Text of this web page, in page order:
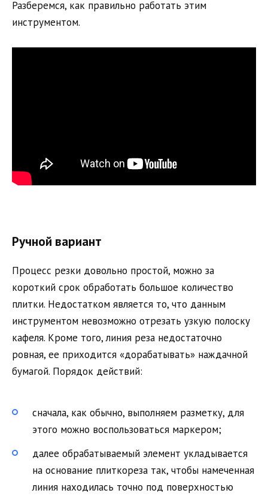
Разберемся, как правильно работать этим
инструментом.
Ручной вариант
Процесс резки довольно простой, можно за
короткий срок обработать большое количество
плитки. Недостатком является то, что данным
инструментом невозможно отрезать узкую полоску
кафеля. Кроме того, линия реза недостаточно
ровная, ее приходится «дорабатывать» наждачной
бумагой. Порядок действий:
сначала, как обычно, выполняем разметку, для
этого можно воспользоваться маркером;
далее обрабатываемый элемент укладывается
на основание плиткореза так, чтобы намеченная
линия находилась точно под поверхностью